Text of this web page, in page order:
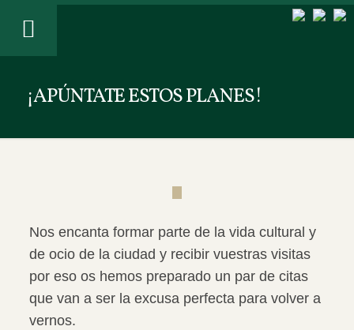
¡APÚNTATE ESTOS PLANES!
Nos encanta formar parte de la vida cultural y
de ocio de la ciudad y recibir vuestras visitas
por eso os hemos preparado un par de citas
que van a ser la excusa perfecta para volver a
vernos.